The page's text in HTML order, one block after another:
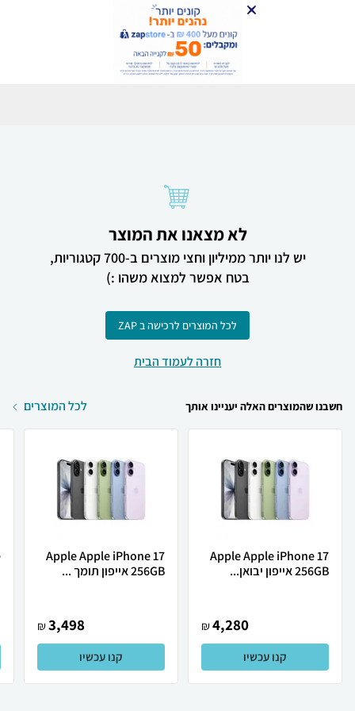
לא מצאנו את המוצר
יש לנו יותר ממיליון וחצי מוצרים ב-700 קטגוריות,
בטח אפשר למצוא משהו :)
לכל המוצרים לרכישה ב ZAP
חזרה לעמוד הבית
חשבנו שהמוצרים האלה יעניינו אותך לכל המוצרים
Apple Apple iPhone 17
256GB אייפון יבואן...
4,280
₪
קנו עכשיו
Apple Apple iPhone 17
256GB אייפון תומך ...
3,498
₪
קנו עכשיו